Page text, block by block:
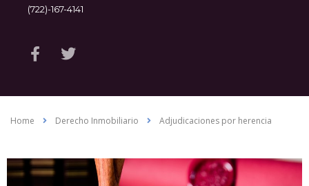
(722)-167-4141
Home Derecho Inmobiliario Adjudicaciones por herencia